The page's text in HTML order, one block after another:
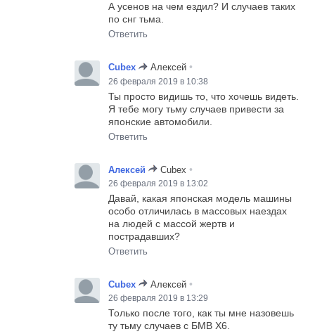
А усенов на чем ездил? И случаев таких
по снг тьма.
Ответить
Cubex Алексей •
26 февраля 2019 в 10:38
Ты просто видишь то, что хочешь видеть.
Я тебе могу тьму случаев привести за
японские автомобили.
Ответить
Алексей Cubex •
26 февраля 2019 в 13:02
Давай, какая японская модель машины
особо отличилась в массовых наездах
на людей с массой жертв и
пострадавших?
Ответить
Cubex Алексей •
26 февраля 2019 в 13:29
Только после того, как ты мне назовешь
ту тьму случаев с БМВ Х6.